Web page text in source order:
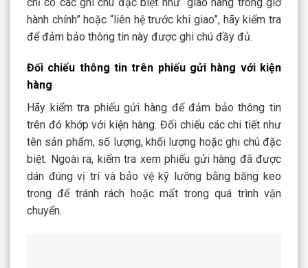
hành chính” hoặc “liên hệ trước khi giao”, hãy kiểm tra
để đảm bảo thông tin này được ghi chú đầy đủ.
Đối chiếu thông tin trên phiếu gửi hàng với kiện
hàng
Hãy kiểm tra phiếu gửi hàng để đảm bảo thông tin
trên đó khớp với kiện hàng. Đối chiếu các chi tiết như
tên sản phẩm, số lượng, khối lượng hoặc ghi chú đặc
biệt. Ngoài ra, kiểm tra xem phiếu gửi hàng đã được
dán đúng vị trí và bảo vệ kỹ lưỡng bằng băng keo
trong để tránh rách hoặc mất trong quá trình vận
chuyển.